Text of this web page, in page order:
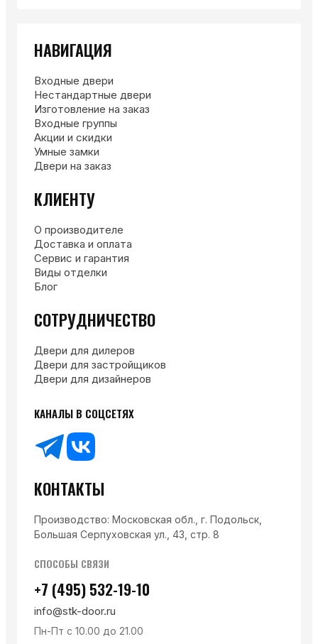
НАВИГАЦИЯ
Входные двери
Нестандартные двери
Изготовление на заказ
Входные группы
Акции и скидки
Умные замки
Двери на заказ
КЛИЕНТУ
О производителе
Доставка и оплата
Сервис и гарантия
Виды отделки
Блог
СОТРУДНИЧЕСТВО
Двери для дилеров
Двери для застройщиков
Двери для дизайнеров
КАНАЛЫ В СОЦСЕТЯХ
КОНТАКТЫ
Производство: Московская обл., г. Подольск,
Большая Серпуховская ул., 43, стр. 8
СПОСОБЫ СВЯЗИ
+7 (495) 532-19-10
info@stk-door.ru
Пн-Пт с 10.00 до 21.00